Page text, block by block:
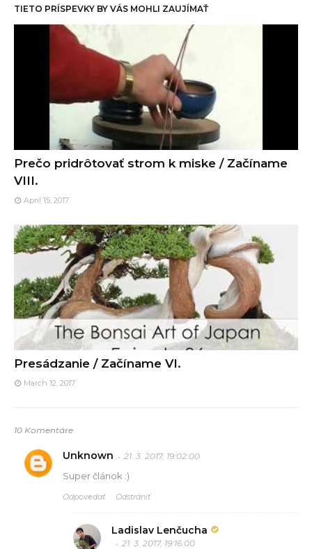
TIETO PRÍSPEVKY BY VÁS MOHLI ZAUJÍMAŤ
Prečo pridrôtovať strom k miske / Začíname
VIII.
April 15, 2017
Presádzanie / Začíname VI.
March 12, 2017
10 Komentáre
Unknown 21. 3. 2017, 19:02:00
Super článok :)
Odpovedať Odstrániť
Ladislav Lenčucha
21. 3. 2017, 19:16:00